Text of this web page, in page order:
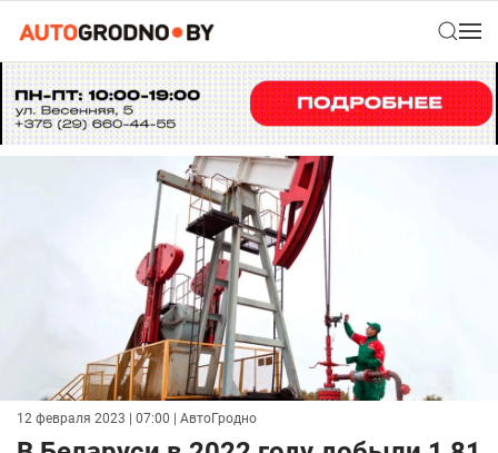
12 февраля 2023 | 07:00 | АвтоГродно